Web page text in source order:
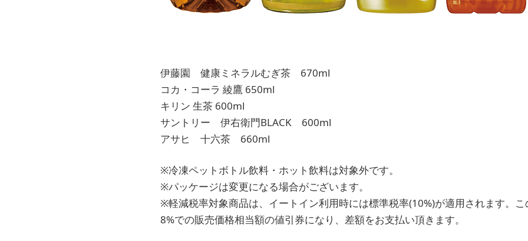
伊藤園 健康ミネラルむぎ茶 670ml
コカ・コーラ 綾鷹 650ml
キリン 生茶 600ml
サントリー 伊右衛門BLACK 600ml
アサヒ 十六茶 660ml
※冷凍ペットボトル飲料・ホット飲料は対象外です。
※パッケージは変更になる場合がございます。
※軽減税率対象商品は、イートイン利用時には標準税率(10%)が適用されます。
8%での販売価格相当額の値引券になり、差額をお支払い頂きます。